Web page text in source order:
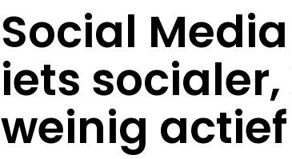
Social
iets
weinig actief